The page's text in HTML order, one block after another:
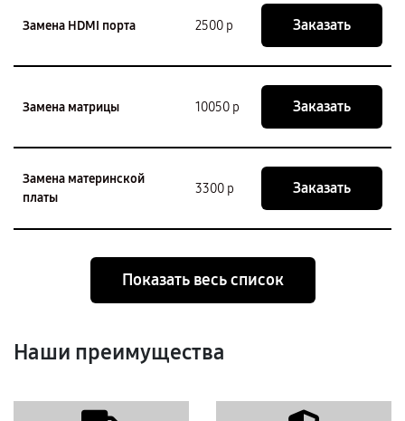
Замена HDMI порта 2500 р Заказать
Замена матрицы 10050 р Заказать
Замена материнской
платы
3300 р Заказать
Показать весь список
Наши преимущества